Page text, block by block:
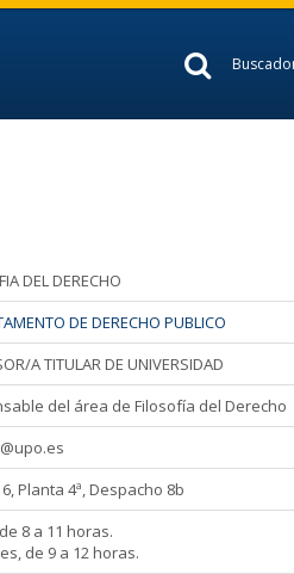
DEL DERECHO
DE DERECHO PUBLICO
A TITULAR DE UNIVERSIDAD
del área de Filosofía del Derecho
Planta 4ª, Despacho 8b
8 a 11 horas.
de 9 a 12 horas.